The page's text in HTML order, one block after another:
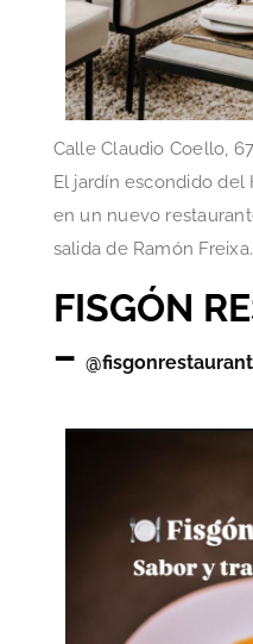
Calle Claudio Coello, 67
El jardín escondido
en un nuevo
salida de Ramón Freixa.
FISGÓN
–